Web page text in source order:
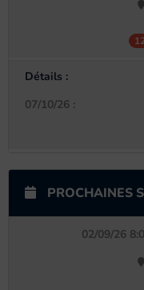
Détails :
07/10/26 :
PROCHAINES
02/09/26